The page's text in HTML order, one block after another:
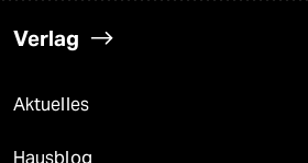
Verlag
Aktuelles
Hausblog